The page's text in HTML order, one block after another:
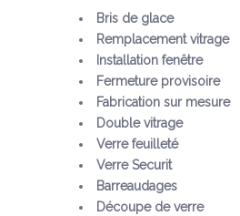
Bris de glace
Remplacement vitrage
Installation fenêtre
Fermeture provisoire
Fabrication sur mesure
Double vitrage
Verre feuilleté
Verre Securit
Barreaudages
Découpe de verre